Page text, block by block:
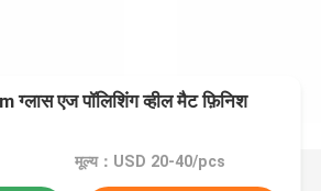
ग्लास एज पॉलिशिंग व्हील मैट फ़िनिश
मूल्य：USD 20-40/pcs